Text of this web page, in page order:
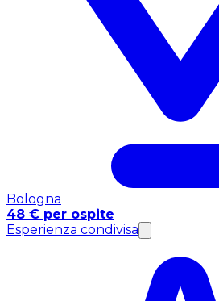
Bologna
48 € per ospite
Esperienza condivisa